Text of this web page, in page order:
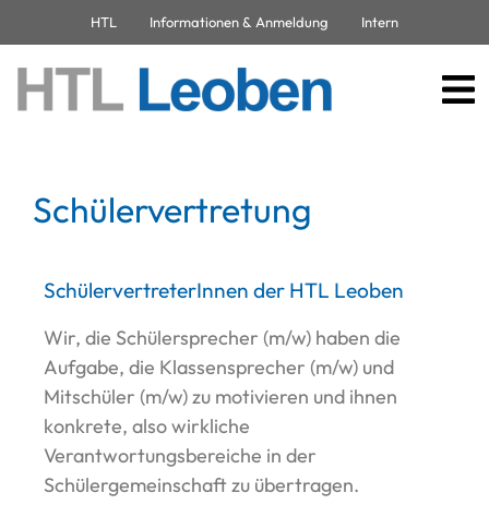
HTL Informationen & Anmeldung Intern
Schülervertretung
SchülervertreterInnen der HTL Leoben
Wir, die Schülersprecher (m/w) haben die
Aufgabe, die Klassensprecher (m/w) und
Mitschüler (m/w) zu motivieren und ihnen
konkrete, also wirkliche
Verantwortungsbereiche in der
Schülergemeinschaft zu übertragen.